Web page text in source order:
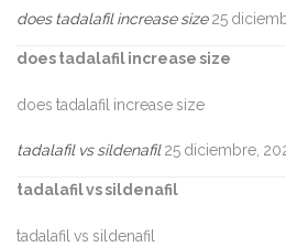
does tadalafil increase size 25
does tadalafil increase size
does tadalafil increase size
tadalafil vs sildenafil 25 diciembre,
tadalafil vs sildenafil
tadalafil vs sildenafil